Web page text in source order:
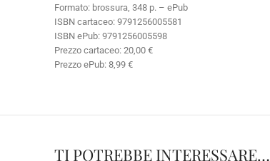
Formato: brossura, 348 p. – ePub
ISBN cartaceo: 9791256005581
ISBN ePub: 9791256005598
Prezzo cartaceo: 20,00 €
Prezzo ePub: 8,99 €
TI POTREBBE INTERESSARE…